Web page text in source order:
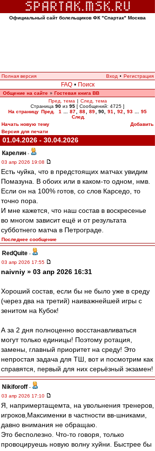
Официальный сайт болельщиков ФК "Спартак" Москва
Полная версия Вход • Регистрация
FAQ • Поиск
Общение на сайте » Гостевая книга ВВ
Пред. тема | След. тема
Страница 90 из 95 [ Сообщений: 4725 ]
На страницу Пред. 1 87 88 89 90 91 92 93
95
След.
Начать новую тему
Добавить
Версия для печати
01.04.2026 - 30.04.2026
Карелин -
03 апр 2026 19:08
Есть чуйка, что в предстоящих матчах увидим
Помазуна. В обоих или в каком-то одном, нмв.
Если он на 100% готов, со слов Карседо, то
точно пора.
И мне кажется, что наш состав в воскресенье
во многом зависит ещё и от результата
субботнего матча в Петрограде.
Последнее сообщение
RedQuite -
03 апр 2026 17:55
naivniy » 03 апр 2026 16:31
Хороший состав, если бы не было уже в среду
(через два на третий) наиважнейшей игры с
зенитом на Кубок!
А за 2 дня полноценно восстанавливаться
могут только единицы! Поэтому ротация,
замены, главный приоритет на среду! Это
непростая задача для ТШ, вот и посмотрим как
справятся, первый для них серьёзный экзамен!
Nikiforoff -
03 апр 2026 17:10
Я, напримертащемта, на увольнения тренеров,
игроков,Максименки в частности вв-шниками,
давно внимания не обращаю.
Это бесполезно. Что-то говоря, только
провоцируешь новую волну хуйни. Быстрее бы